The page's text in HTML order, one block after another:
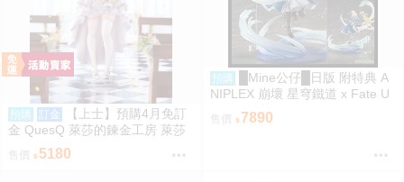
預購 訂金
【上士】預購4月免訂
金 QuesQ 萊莎的鍊金工房 萊莎
琳 斯托特 婚紗禮服Ver 1/7 1111
5180
預購
█Mine公仔█日版 附特典 A
NIPLEX 崩壞 星穹鐵道 x Fate U
BW 無限劍制 Saber 1/7 PVC
7890